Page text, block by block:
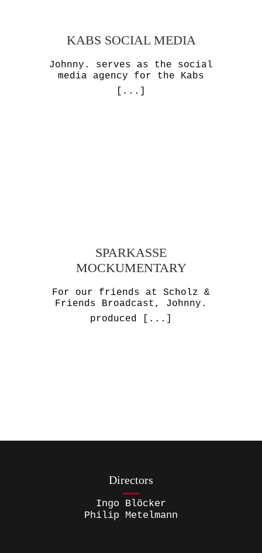
KABS SOCIAL MEDIA
Johnny. serves as the social
media agency for the Kabs
[...]
SPARKASSE
MOCKUMENTARY
For our friends at Scholz &
Friends Broadcast, Johnny.
produced
[...]
Directors
Ingo Blöcker
Philip Metelmann